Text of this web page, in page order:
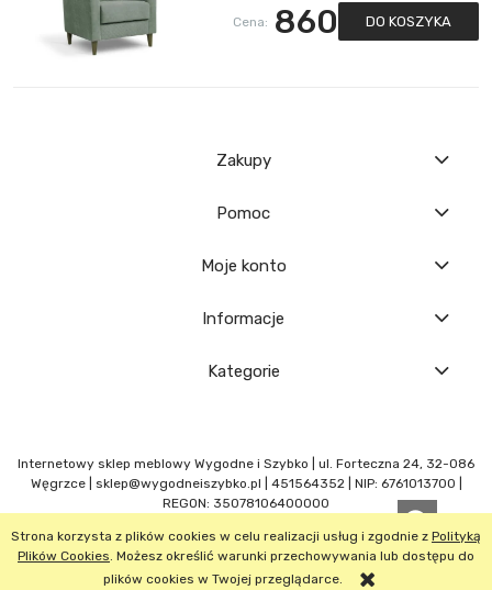
Strona korzysta z plików cookies w celu realizacji usług i zgodnie z Polityką
Plików Cookies. Możesz określić warunki przechowywania lub dostępu do
plików cookies w Twojej przeglądarce.
Cena: 860 DO KOSZYKA
Zakupy
Pomoc
Moje konto
Informacje
Kategorie
Internetowy sklep meblowy Wygodne i Szybko | ul. Forteczna 24, 32-086
Węgrzce | sklep@wygodneiszybko.pl 451564352| NIP: 6761013700 |
REGON: 35078106400000
POKAŻ PEŁNĄ WERSJĘ STRONY
Sklep internetowy Shoper.pl